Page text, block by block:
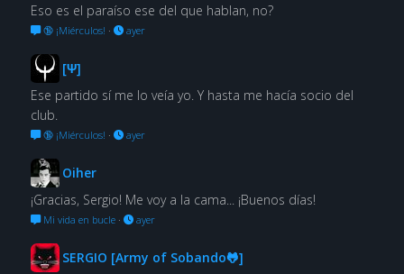
Eso es el paraíso ese del que hablan, no?
🔞 ¡Miérculos! · ayer
[Ψ]
Ese partido sí me lo veía yo. Y hasta me hacía socio del
club.
🔞 ¡Miérculos! · ayer
Oiher
¡Gracias, Sergio! Me voy a la cama... ¡Buenos días!
Mi vida en bucle· ayer
SERGIO [Army of Sobando🐸]